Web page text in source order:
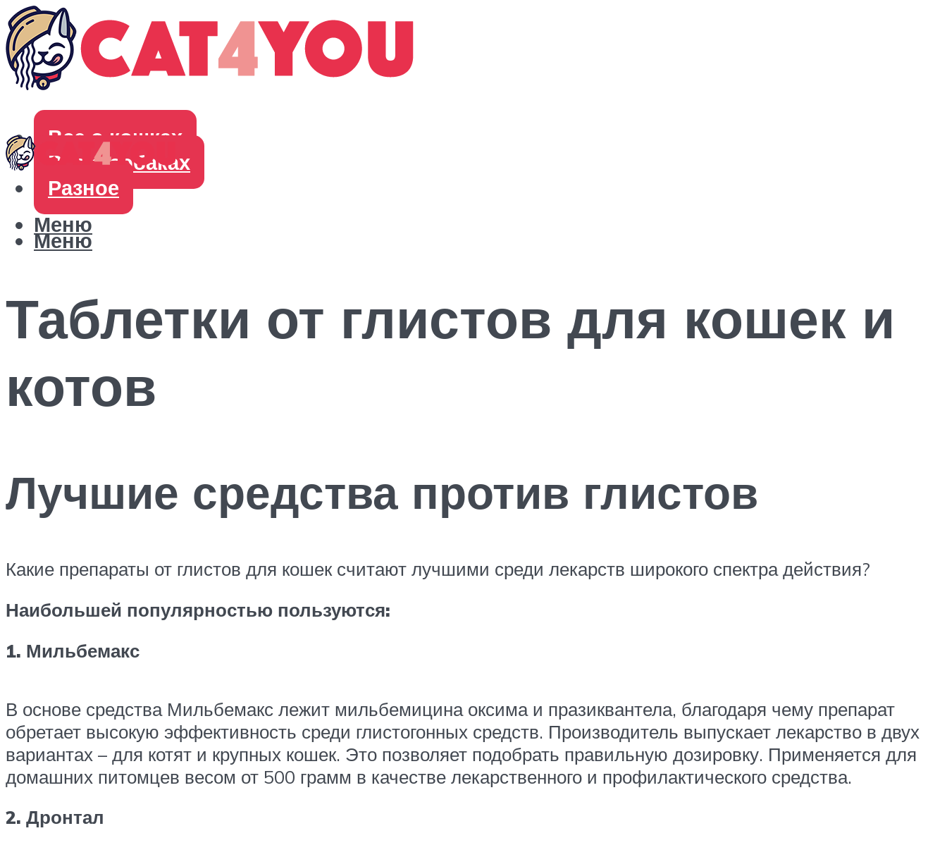
Все о кошках
Все о собаках
Разное
Меню
Меню
Таблетки от глистов для кошек и
котов
Лучшие средства против глистов
Какие препараты от глистов для кошек считают лучшими среди лекарств широкого спектра действия?
Наибольшей популярностью пользуются:
1. Мильбемакс
В основе средства Мильбемакс лежит мильбемицина оксима и празиквантела, благодаря чему препарат
обретает высокую эффективность среди глистогонных средств. Производитель выпускает лекарство в двух
вариантах – для котят и крупных кошек. Это позволяет подобрать правильную дозировку. Применяется для
домашних питомцев весом от 500 грамм в качестве лекарственного и профилактического средства.
2. Дронтал